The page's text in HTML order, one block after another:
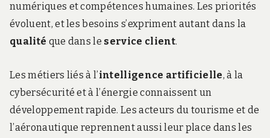
numériques et compétences humaines. Les priorités
évoluent, et les besoins s’expriment autant dans la
qualité que dans le service client.
Les métiers liés à l’intelligence artificielle, à la
cybersécurité et à l’énergie connaissent un
développement rapide. Les acteurs du tourisme et de
l’aéronautique reprennent aussi leur place dans les